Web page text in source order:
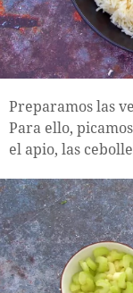
Preparamos las
Para ello,
el apio, las